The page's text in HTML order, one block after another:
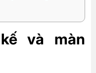
và màn